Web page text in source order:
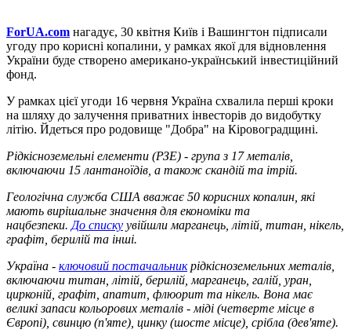
ForUA.com нагадує, 30 квітня Київ і Вашингтон підписали
угоду про корисні копалини, у рамках якої для відновлення
України буде створено американо-український інвестиційний
фонд.
У рамках цієї угоди 16 червня Україна схвалила перші кроки
на шляху до залучення приватних інвесторів до видобутку
літію. Йдеться про родовище "Добра" на Кіровоградщині.
Рідкісноземельні елементи (РЗЕ) - група з 17 металів,
включаючи 15 лантаноїдів, а також скандій та ітрій.
Геологічна служба США вважає 50 корисних копалин, які
мають вирішальне значення для економіки та
нацбезпеки. До списку увійшли марганець, літій, титан, нікель,
графіт, берилій та інші.
Україна - ключовий постачальникрідкісноземельних металів,
включаючи титан, літій, берилій, марганець, галій, уран,
цирконій, графіт, апатит, флюорит та нікель. Вона має
великі запаси кольорових металів - міді (четверте місце в
Європі), свинцю (п'яте), цинку (шосте місце), срібла (дев'яте).